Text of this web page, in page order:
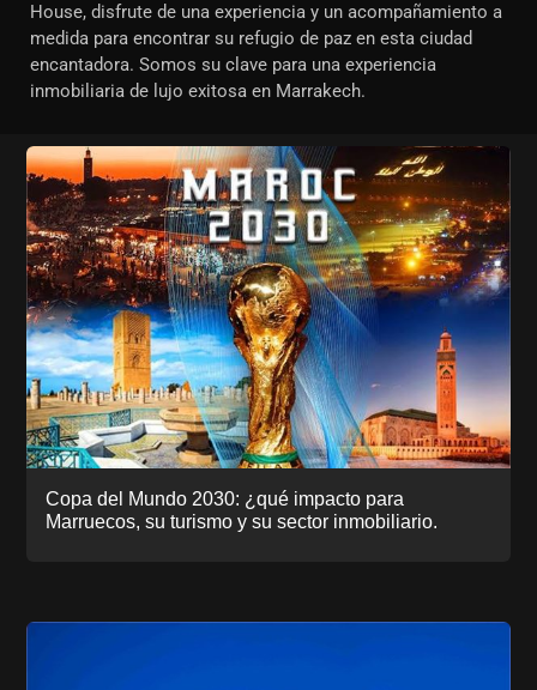
House, disfrute de una experiencia y un acompañamiento a
medida para encontrar su refugio de paz en esta ciudad
encantadora. Somos su clave para una experiencia
inmobiliaria de lujo exitosa en Marrakech.
Copa del Mundo 2030: ¿qué impacto para
Marruecos, su turismo y su sector inmobiliario.